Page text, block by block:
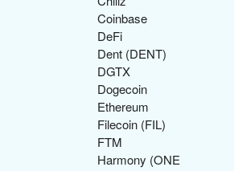
Coinbase
DeFi
Dent (DENT)
DGTX
Dogecoin
Ethereum
Filecoin (FIL)
FTM
Harmony (ONE